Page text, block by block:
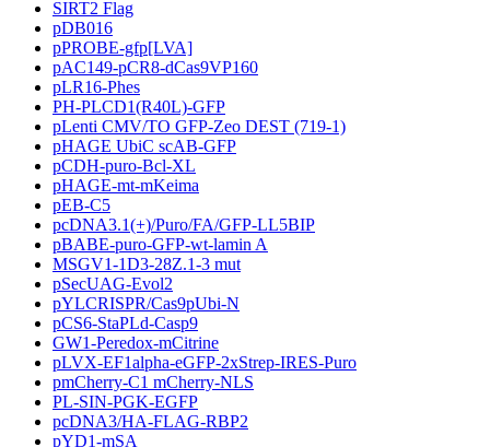
SIRT2 Flag
pDB016
pPROBE-gfp[LVA]
pAC149-pCR8-dCas9VP160
pLR16-Phes
PH-PLCD1(R40L)-GFP
pLenti CMV/TO GFP-Zeo DEST (719-1)
pHAGE UbiC scAB-GFP
pCDH-puro-Bcl-XL
pHAGE-mt-mKeima
pEB-C5
pcDNA3.1(+)/Puro/FA/GFP-LL5BIP
pBABE-puro-GFP-wt-lamin A
MSGV1-1D3-28Z.1-3 mut
pSecUAG-Evol2
pYLCRISPR/Cas9pUbi-N
pCS6-StaPLd-Casp9
GW1-Peredox-mCitrine
pLVX-EF1alpha-eGFP-2xStrep-IRES-Puro
pmCherry-C1 mCherry-NLS
PL-SIN-PGK-EGFP
pcDNA3/HA-FLAG-RBP2
pYD1-mSA